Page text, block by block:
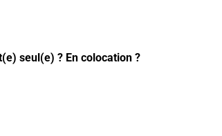
seul(e) ? En colocation ?